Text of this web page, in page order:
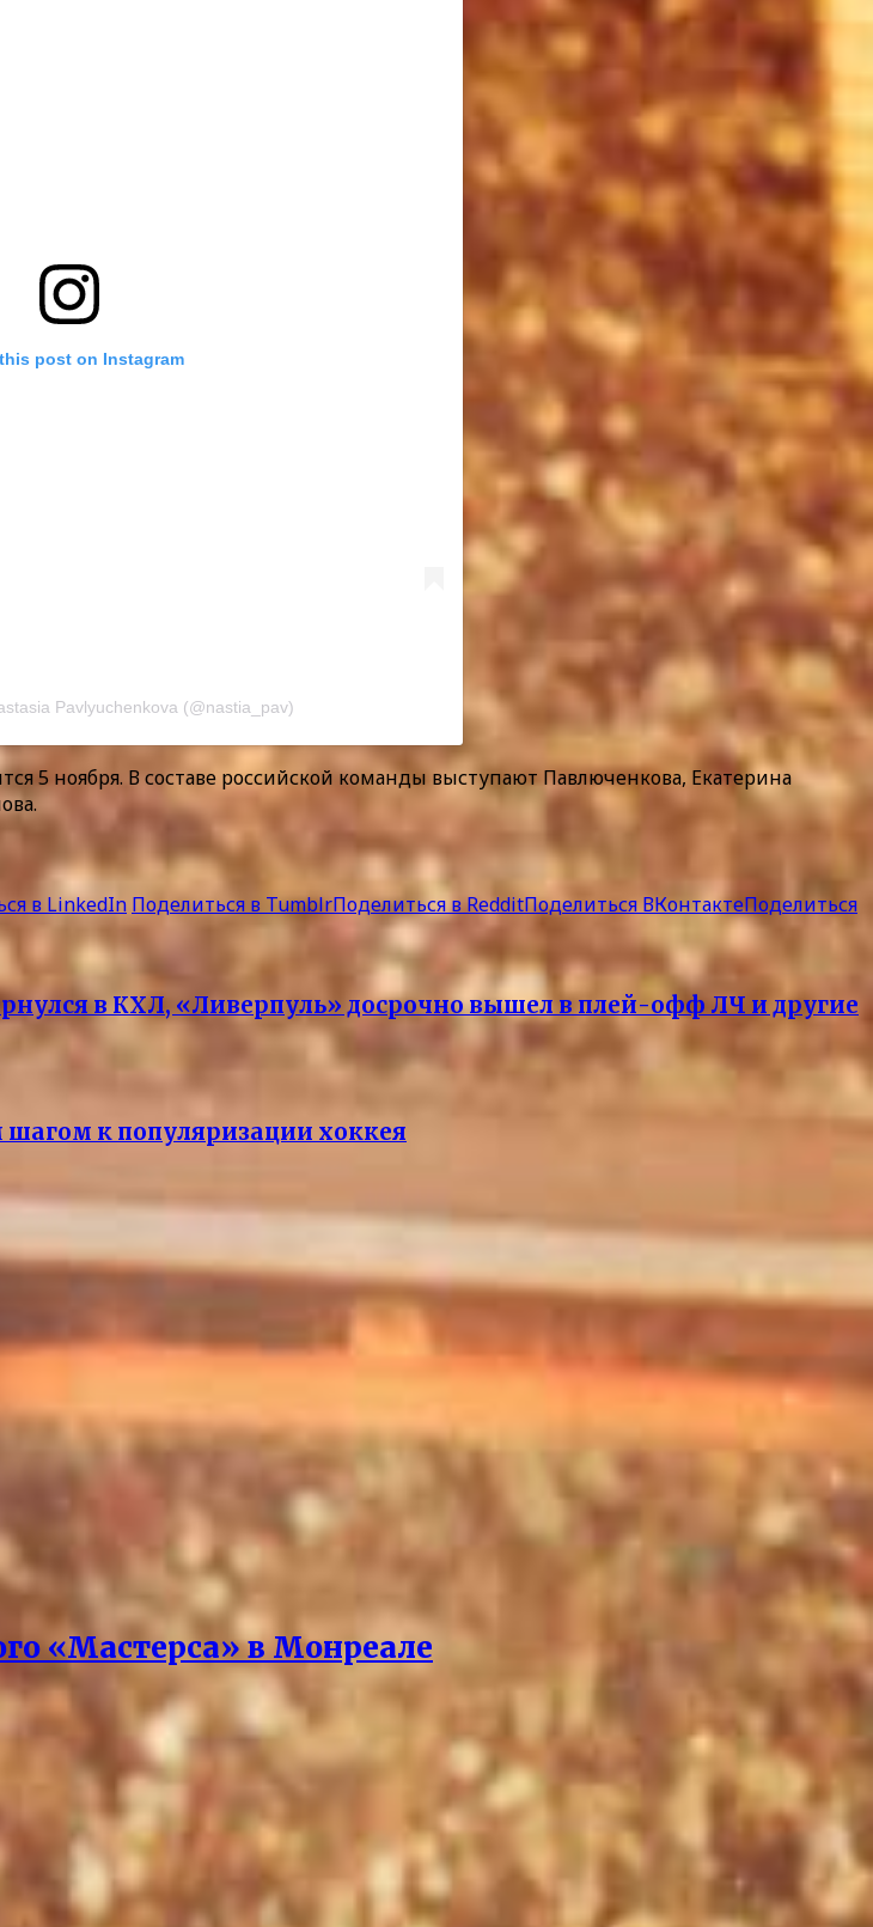
post on Instagram
Pavlyuchenkova (@nastia_pav)
ноября. В составе российской команды выступают Павлюченкова, Екатерина
в LinkedIn Поделиться в TumblrПоделиться в RedditПоделиться ВКонтактеПоделиться
в КХЛ, «Ливерпуль» досрочно вышел в плей-офф ЛЧ и другие
к популяризации хоккея
«Мастерса» в Монреале